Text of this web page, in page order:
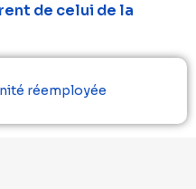
de celui de la
réemployée